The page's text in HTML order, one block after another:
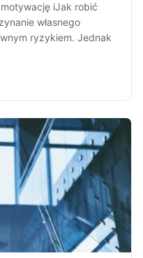
iJak robić
własnego
ryzykiem. Jednak